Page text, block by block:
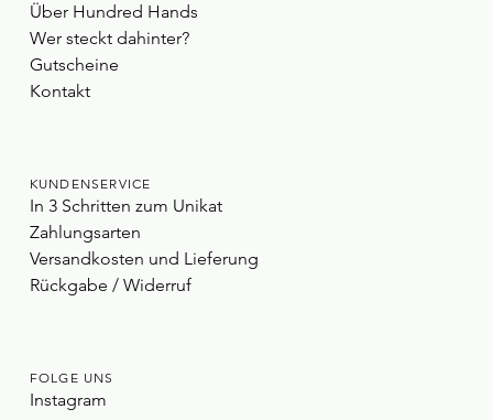
Über Hundred Hands
Wer steckt dahinter?
Gutscheine
Kontakt
KUNDENSERVICE
In 3 Schritten zum Unikat
Zahlungsarten
Versandkosten und Lieferung
Rückgabe / Widerruf
FOLGE UNS
Instagram